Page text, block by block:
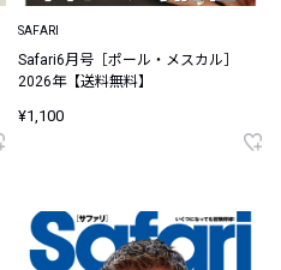
SAFARI
Safari6月号［ポール・メスカル］
2026年【送料無料】
¥1,100